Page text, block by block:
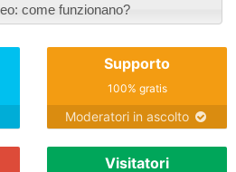
come funzionano?
Supporto
100% gratis
Moderatori in ascolto
Visitatori